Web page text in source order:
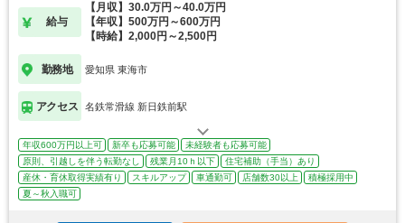
給与
【月収】30.0万円～40.0万円
【年収】500万円～600万円
【時給】2,000円～2,500円
勤務地 愛知県 東海市
アクセス 名鉄常滑線 新日鉄前駅
年収600万円以上可 新卒も応募可能
未経験者も応募可能
原則、引越しを伴う転勤なし
残業月10ｈ以下
住宅補助（手当）あり
産休・育休取得実績有り
スキルアップ 車通勤可 店舗数30以上
積極採用中
夏～秋入職可